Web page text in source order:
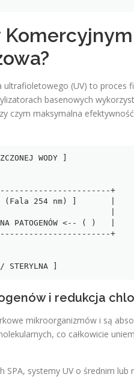
(UV) to proces
basenowych
czym maksymalna
i redukcja
mikroorganizmów i są
co całkowicie
systemy UV o średnim lub